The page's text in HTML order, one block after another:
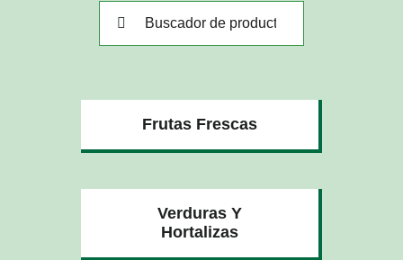
Buscar:
Frutas Frescas
Verduras Y
Hortalizas